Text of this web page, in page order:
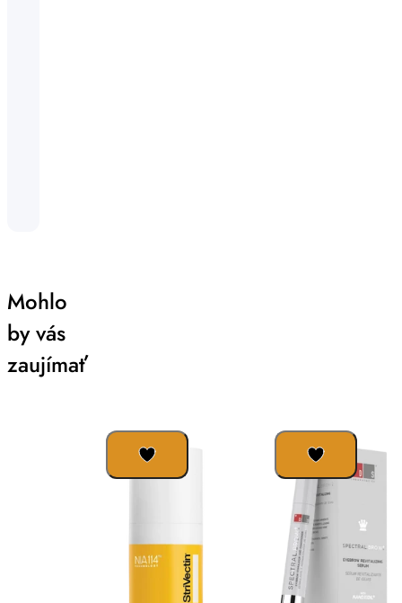
Mohlo
by vás
zaujímať